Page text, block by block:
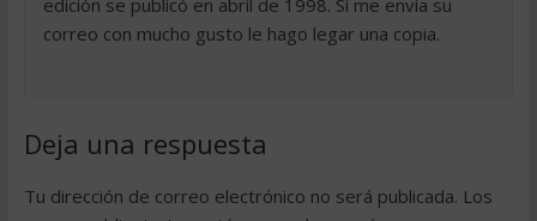
correo con mucho gusto le hago legar una copia.
Deja una respuesta
Tu dirección de correo electrónico no será publicada. Los